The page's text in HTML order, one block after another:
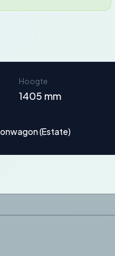
Hoogte
1405 mm
(Estate)